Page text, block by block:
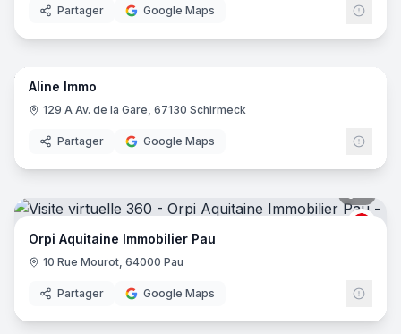
Partager Google Maps
7
Aline Immo
129 A Av. de la Gare, 67130 Schirmeck
Partager Google Maps
ORPI
Orpi Aquitaine Immobilier Pau
10 Rue Mourot, 64000 Pau
Partager Google Maps